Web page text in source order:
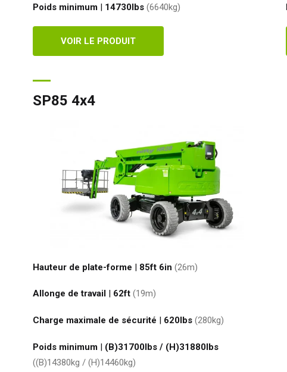
Poids minimum| 14730lbs (6640kg)
VOIR LE PRODUIT
SP85 4x4
Hauteur de plate-forme | 85ft 6in (26m)
Allonge de travail| 62ft (19m)
Charge maximale de sécurité | 620lbs (280kg)
Poids minimum| (B)31700lbs / (H)31880lbs
((B)14380kg / (H)14460kg)